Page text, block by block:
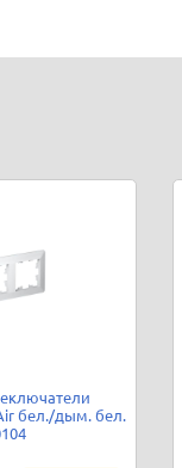
бел./дым. бел.